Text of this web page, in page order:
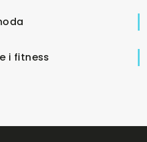
i fitness